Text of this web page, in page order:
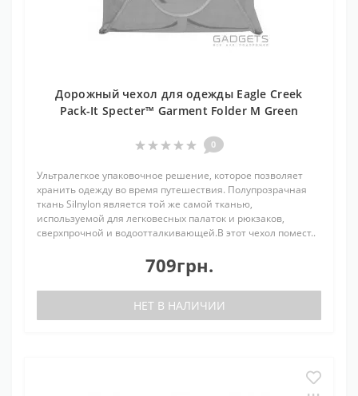
Дорожный чехол для одежды Eagle Creek
Pack-It Specter™ Garment Folder M Green
0
Ультралегкое упаковочное решение, которое позволяет
хранить одежду во время путешествия. Полупрозрачная
ткань Silnylon является той же самой тканью,
используемой для легковесных палаток и рюкзаков,
сверхпрочной и водоотталкивающей.В этот чехол помест..
709грн.
НЕТ В НАЛИЧИИ